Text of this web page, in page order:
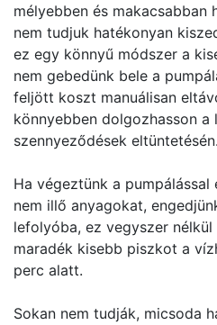
mélyebben és makacsabban
nem tudjuk hatékonyan
ez egy könnyű módszer a
nem gebedünk bele a
feljött koszt manuálisan
könnyebben dolgozhasson a
szennyeződések eltüntetésén.
Ha végeztünk a
nem illő anyagokat,
lefolyóba, ez vegyszer
maradék kisebb piszkot a
perc alatt.
Sokan nem tudják, micsoda